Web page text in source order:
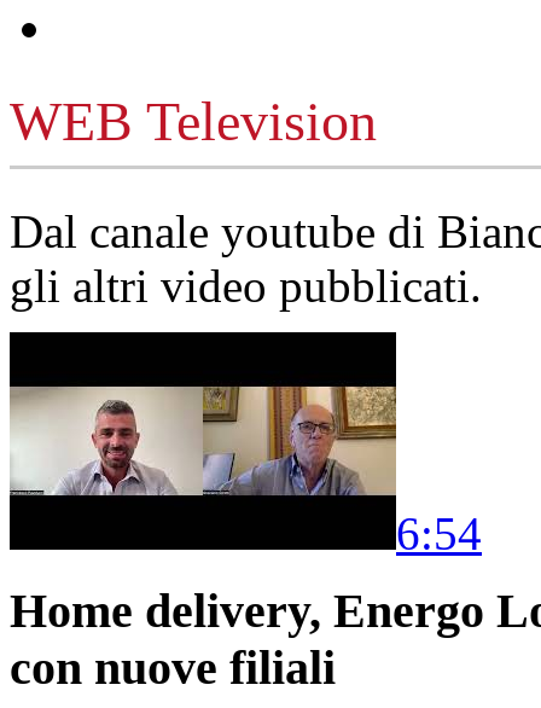
WEB Television
Dal canale youtube di
gli altri video pubblicati.
6:54
Home delivery, Energo
con nuove filiali